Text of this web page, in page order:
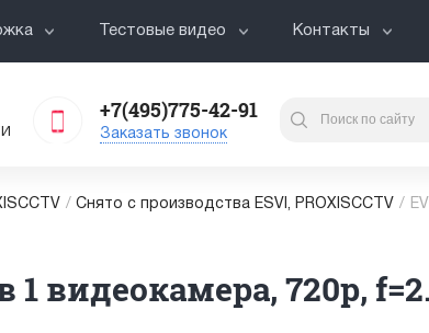
Тестовые видео Контакты
+7(495)775-42-91
Заказать звонок
/ Снято с производства ESVI, PROXISCCTV /
1 видеокамера, 720p,